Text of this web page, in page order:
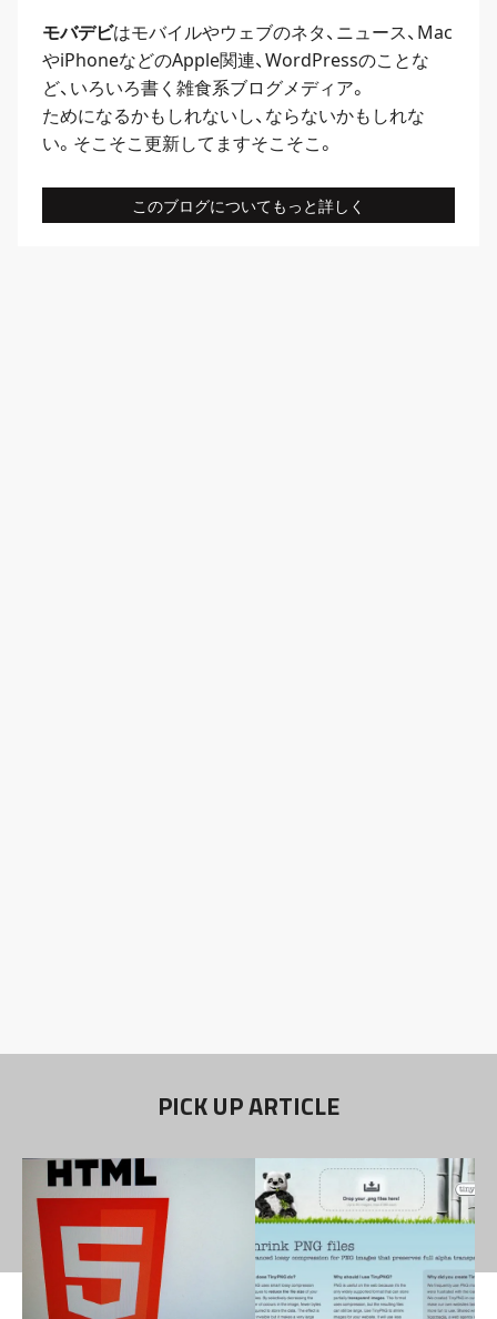
モバデビはモバイルやウェブのネタ、 ニュース、 Mac
やiPhoneなどのApple関連、WordPressのことな
ど、いろいろ書く雑食系ブログメディア。
ためになるかもしれないし、ならないかもしれな
い。そこそこ更新してますそこそこ。
このブログについてもっと詳しく
PICK UP ARTICLE